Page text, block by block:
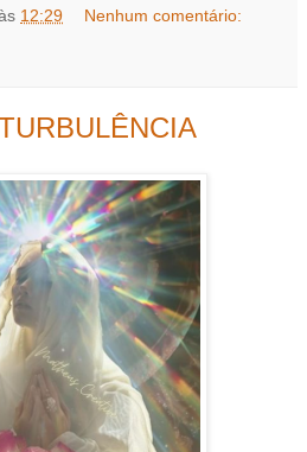
12:29 Nenhum comentário: